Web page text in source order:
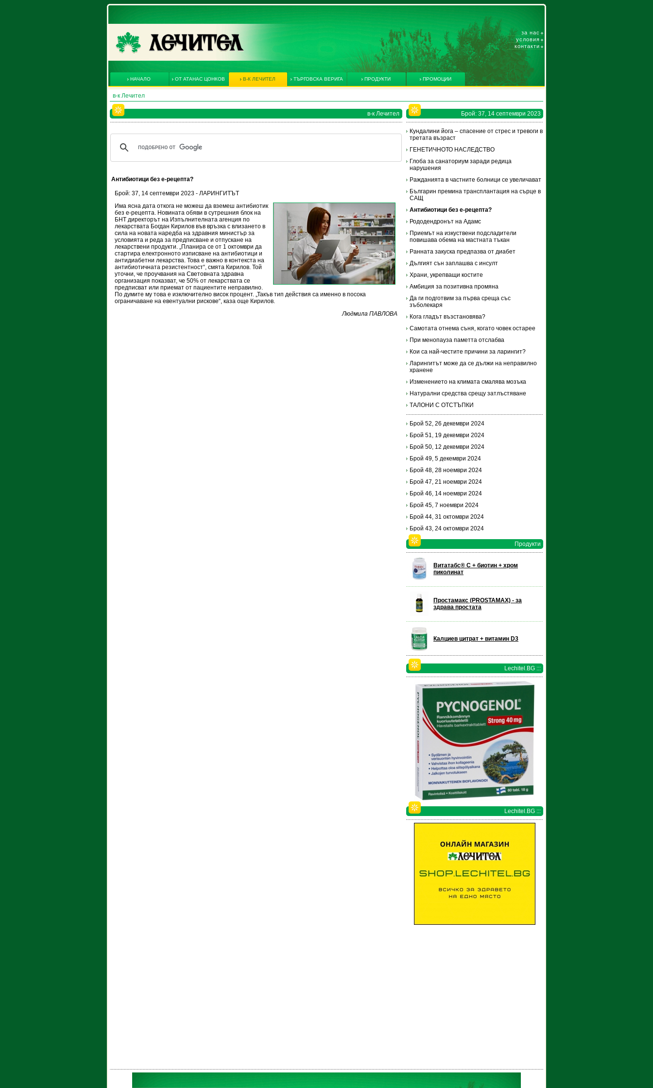
за нас
условия
контакти
НАЧАЛО ОТ АТАНАС ЦОНКОВ В-К ЛЕЧИТЕЛ ТЪРГОВСКА ВЕРИГА ПРОДУКТИ ПРОМОЦИИ
в-к Лечител
в-к Лечител
Антибиотици без е-рецепта?
Брой: 37, 14 септември 2023 - ЛАРИНГИТЪТ
Има ясна дата откога не можеш да вземеш антибиотик
без е-рецепта. Новината обяви в сутрешния блок на
БНТ директорът на Изпълнителната агенция по
лекарствата Богдан Кирилов във връзка с влизането в
сила на новата наредба на здравния министър за
условията и реда за предписване и отпускане на
лекарствени продукти. „Планира се от 1 октомври да
стартира електронното изписване на антибиотици и
антидиабетни лекарства. Това е важно в контекста на
антибиотичната резистентност“, смята Кирилов. Той
уточни, че проучвания на Световната здравна
организация показват, че 50% от лекарствата се
предписват или приемат от пациентите неправилно.
По думите му това е изключително висок процент. „Такъв тип действия са именно в посока
ограничаване на евентуални рискове“, каза още Кирилов.
Людмила ПАВЛОВА
Брой: 37, 14 септември 2023
Кундалини йога – спасение от стрес и тревоги в
третата възраст
ГЕНЕТИЧНОТО НАСЛЕДСТВО
Глоба за санаториум заради редица
нарушения
Ражданията в частните болници се увеличават
Българин премина трансплантация на сърце в
САЩ
Антибиотици без е-рецепта?
Рододендронът на Адамс
Приемът на изкуствени подсладители
повишава обема на мастната тъкан
Ранната закуска предпазва от диабет
Дългият сън заплашва с инсулт
Храни, укрепващи костите
Амбиция за позитивна промяна
Да ги подготвим за първа среща със
зъболекаря
Кога гладът възстановява?
Самотата отнема съня, когато човек остарее
При менопауза паметта отслабва
Кои са най-честите причини за ларингит?
Ларингитът може да се дължи на неправилно
хранене
Изменението на климата смалява мозъка
Натурални средства срещу затлъстяване
ТАЛОНИ С ОТСТЪПКИ
Брой 52, 26 декември 2024
Брой 51, 19 декември 2024
Брой 50, 12 декември 2024
Брой 49, 5 декември 2024
Брой 48, 28 ноември 2024
Брой 47, 21 ноември 2024
Брой 46, 14 ноември 2024
Брой 45, 7 ноември 2024
Брой 44, 31 октомври 2024
Брой 43, 24 октомври 2024
Продукти
Витатабс® С + биотин + хром
пиколинат
Простамакс (PROSTAMAX) - за
здрава простата
Калциев цитрат + витамин D3
Lechitel.BG :::
Lechitel.BG :::